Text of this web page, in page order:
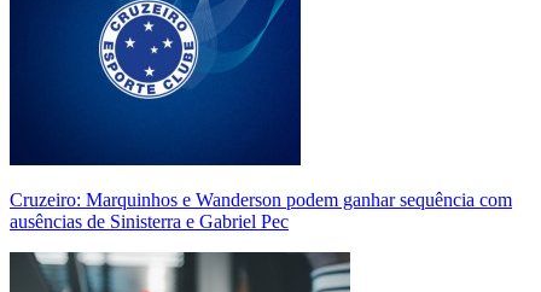
Cruzeiro: Marquinhos e Wanderson podem ganhar sequência com
ausências de Sinisterra e Gabriel Pec